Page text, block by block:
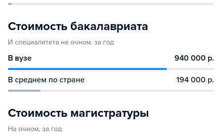
Стоимость бакалавриата
И специалитета на очном, за год
В вузе 940 000 р.
В среднем по стране 194 000 р.
Стоимость магистратуры
На очном, за год